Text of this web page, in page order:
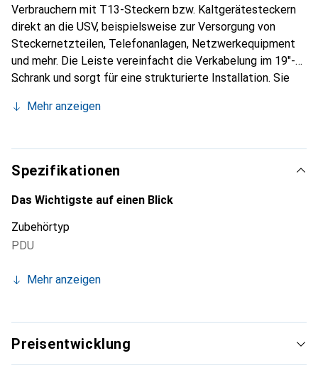
Verbrauchern mit T13-Steckern bzw. Kaltgerätesteckern
direkt an die USV, beispielsweise zur Versorgung von
Steckernetzteilen, Telefonanlagen, Netzwerkequipment
und mehr. Die Leiste vereinfacht die Verkabelung im 19"-
Schrank und sorgt für eine strukturierte Installation. Sie
eloxiertem, verwindungssteifen Aluminiumprofil sorgt für
Mehr anzeigen
Spezifikationen
Das Wichtigste auf einen Blick
Zubehörtyp
PDU
Mehr anzeigen
Preisentwicklung